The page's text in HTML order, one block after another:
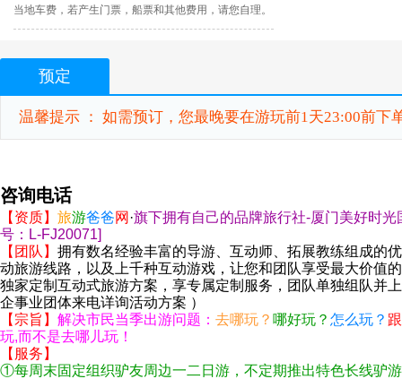
当地车费，若产生门票，船票和其他费用，请您自理。
预定
温馨提示 ： 如需预订，您最晚要在游玩前1天23:00前下
咨询电话
【资质】 旅游爸爸网 ·旗下拥有自己的品牌旅行社-厦门美好时光
号：L-FJ20071]
【团队】 拥有数名经验丰富的导游 互动师、 拓展教练组成的
动旅游线路，以及上千种互动游戏，让您和团队享受最大价值
独家定制互动式旅游方案，享专属定制服务 ，团队单独组队并
企事业团体来电详询活动方案 ）
【宗旨】 解决市民当季出游问题： 去哪玩？ 哪好玩？ 怎么玩？
玩,而不是去哪儿玩 ！
【服务】
①每周末固定组织驴友周边一二日游，不定期推出特色长线驴游